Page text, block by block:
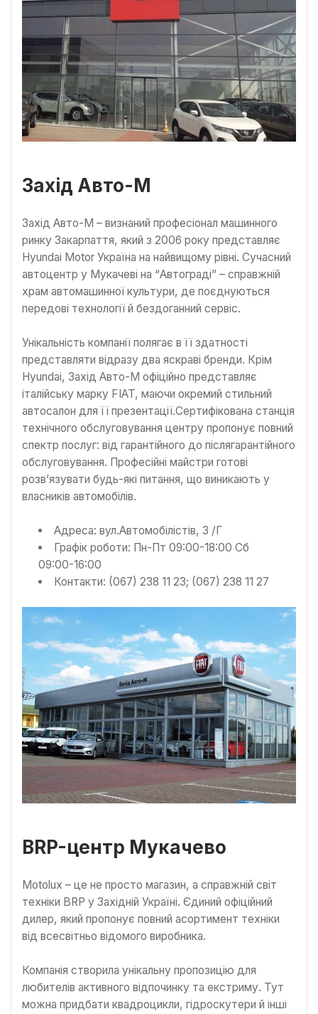
Захід Авто-М
Захід Авто-М – визнаний професіонал машинного
ринку Закарпаття, який з 2006 року представляє
Hyundai Motor Україна на найвищому рівні. Сучасний
автоцентр у Мукачеві на “Автограді” – справжній
храм автомашинної культури, де поєднуються
передові технології й бездоганний сервіс.
Унікальність компанії полягає в її здатності
представляти відразу два яскраві бренди. Крім
Hyundai, Захід Авто-М офіційно представляє
італійську марку FIAT, маючи окремий стильний
автосалон для її презентації.Сертифікована станція
технічного обслуговування центру пропонує повний
спектр послуг: від гарантійного до післягарантійного
обслуговування. Професійні майстри готові
розв’язувати будь-які питання, що виникають у
власників автомобілів.
Адреса: вул.Автомобілістів, 3 /Г
Графік роботи: Пн-Пт 09:00-18:00 Сб
09:00-16:00
Контакти: (067) 238 11 23; (067) 238 11 27
BRP-центр Мукачево
Motolux – це не просто магазин, а справжній світ
техніки BRP у Західній Україні. Єдиний офіційний
дилер, який пропонує повний асортимент техніки
від всесвітньо відомого виробника.
Компанія створила унікальну пропозицію для
любителів активного відпочинку та екстриму. Тут
можна придбати квадроцикли, гідроскутери й інші